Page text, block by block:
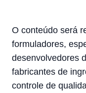
O conteúdo será
formuladores,
desenvolvedores
fabricantes de
controle de